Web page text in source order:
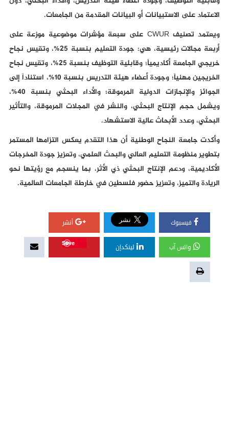
الاعتماد على الاستبيانات أو البيانات المقدمة من الجامعات.
ويعتمد تصنيف CWUR على سبعة مؤشرات موضوعية موزعة على
أربعة مجالات رئيسية، هي: جودة التعليم بنسبة 25%، وتقيس نجاح
خريجي الجامعة أكاديمياً؛ وقابلية التوظيف بنسبة 25%، وتقيس نجاح
الخريجين مهنياً؛ وجودة أعضاء هيئة التدريس بنسبة 10%، استناداً إلى
الجوائز والإنجازات الدولية المرموقة؛ والأداء البحثي بنسبة 40%،
ويشمل حجم الإنتاج البحثي، والنشر في المجلات المرموقة، والتأثير
البحثي، وعدد الأبحاث عالية الاستشهاد.
وأكدت جامعة النجاح الوطنية أن هذا التقدم يعكس التزامها المستمر
بتطوير منظومة التعليم العالي والبحث العلمي، وتعزيز جودة المخرجات
الأكاديمية، ودعم الإنتاج البحثي ذي الأثر، بما ينسجم مع رؤيتها نحو
الريادة والتميز، وتعزيز حضور فلسطين في خارطة الجامعات العالمية.
فيسبوك أنشر
واتس آب لينكدإن
Save